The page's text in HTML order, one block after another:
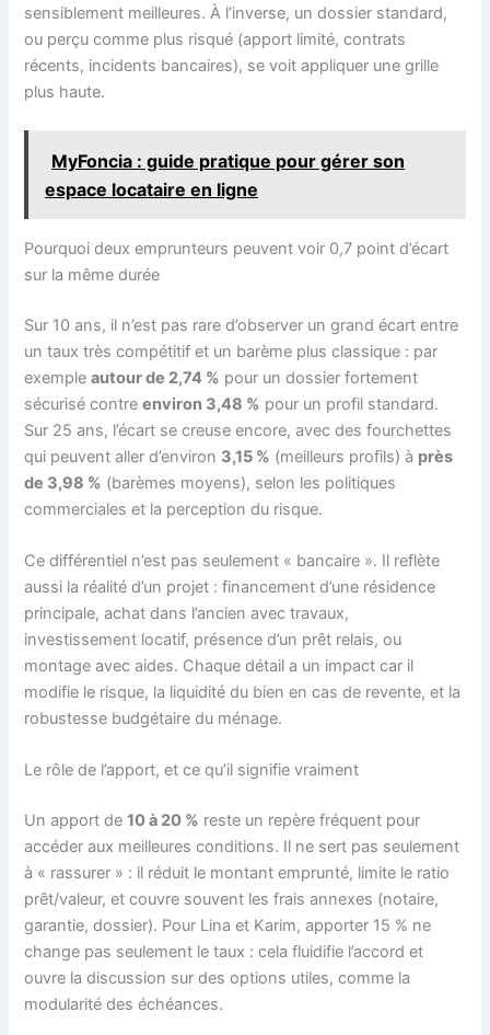
sensiblement meilleures. À l’inverse, un dossier standard,
ou perçu comme plus risqué (apport limité, contrats
récents, incidents bancaires), se voit appliquer une grille
plus haute.
MyFoncia : guide pratique pour gérer son
espace locataire en ligne
Pourquoi deux emprunteurs peuvent voir 0,7 point d’écart
sur la même durée
Sur 10 ans, il n’est pas rare d’observer un grand écart entre
un taux très compétitif et un barème plus classique : par
exempleautour de 2,74 % pour un dossier fortement
sécurisé contreenviron 3,48 % pour un profil standard.
Sur 25 ans, l’écart se creuse encore, avec des fourchettes
qui peuvent aller d’environ 3,15 % (meilleurs profils) à près
de 3,98 % (barèmes moyens), selon les politiques
commerciales et la perception du risque.
Ce différentiel n’est pas seulement « bancaire ». Il reflète
aussi la réalité d’un projet : financement d’une résidence
principale, achat dans l’ancien avec travaux,
investissement locatif, présence d’un prêt relais, ou
montage avec aides. Chaque détail a un impact car il
modifie le risque, la liquidité du bien en cas de revente, et la
robustesse budgétaire du ménage.
Le rôle de l’apport, et ce qu’il signifie vraiment
Un apport de10 à 20 % reste un repère fréquent pour
accéder aux meilleures conditions. Il ne sert pas seulement
à « rassurer » : il réduit le montant emprunté, limite le ratio
prêt/valeur, et couvre souvent les frais annexes (notaire,
garantie, dossier). Pour Lina et Karim, apporter 15 % ne
change pas seulement le taux : cela fluidifie l’accord et
ouvre la discussion sur des options utiles, comme la
modularité des échéances.